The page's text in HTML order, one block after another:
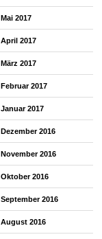
Mai 2017
April 2017
März 2017
Februar 2017
Januar 2017
Dezember 2016
November 2016
Oktober 2016
September 2016
August 2016